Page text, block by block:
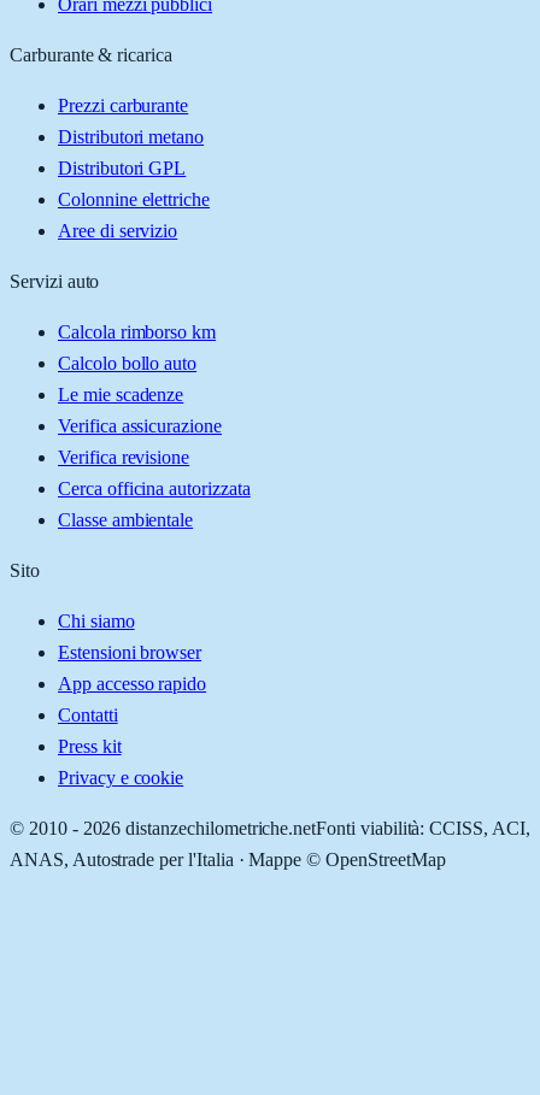
Orari mezzi pubblici
Carburante & ricarica
Prezzi carburante
Distributori metano
Distributori GPL
Colonnine elettriche
Aree di servizio
Servizi auto
Calcola rimborso km
Calcolo bollo auto
Le mie scadenze
Verifica assicurazione
Verifica revisione
Cerca officina autorizzata
Classe ambientale
Sito
Chi siamo
Estensioni browser
App accesso rapido
Contatti
Press kit
Privacy e cookie
© 2010 - 2026 distanzechilometriche.netFonti viabilità: CCISS, ACI,
ANAS, Autostrade per l'Italia · Mappe © OpenStreetMap